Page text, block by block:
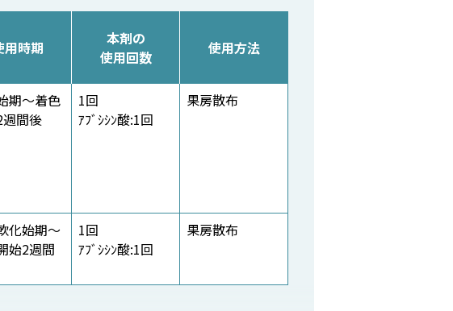
用時期
本剤の
使用回数
使用方法
期～着色
間後
1回
ｱﾌﾞｼｼﾝ酸:1回
果房散布
化始期～
始2週間
1回
ｱﾌﾞｼｼﾝ酸:1回
果房散布